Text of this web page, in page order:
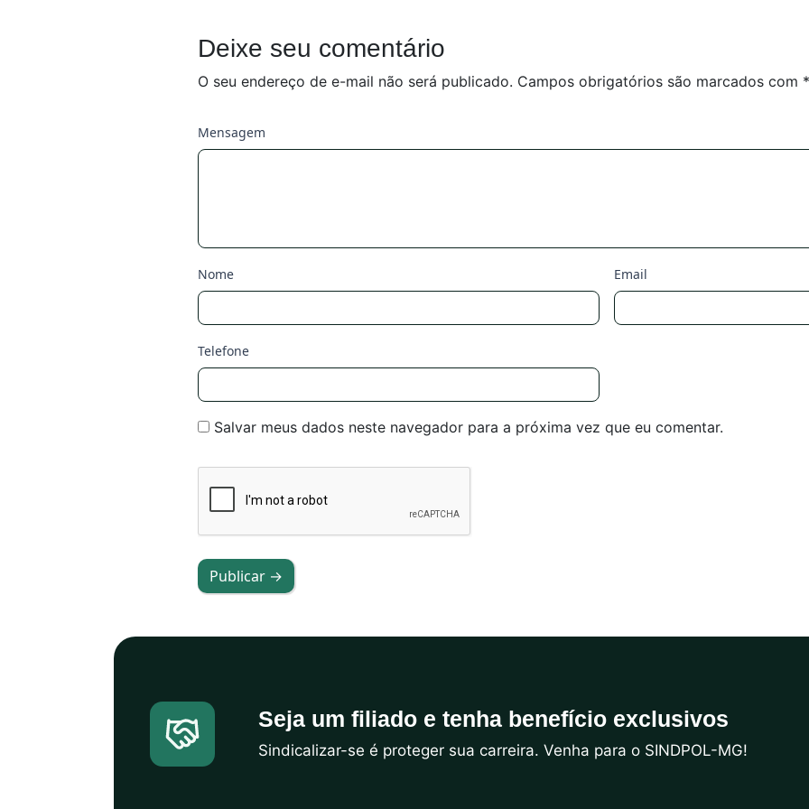
Deixe seu comentário
O seu endereço de e-mail não será publicado. Campos obrigatórios são marcados com *
Mensagem
Nome Email
Telefone
Salvar meus dados neste navegador para a próxima vez que eu comentar.
Publicar →
Seja um filiado e tenha benefício exclusivos
Sindicalizar-se é proteger sua carreira. Venha para o SINDPOL-MG!